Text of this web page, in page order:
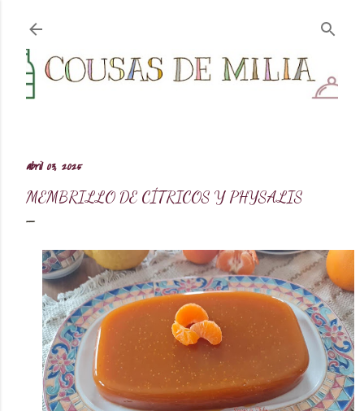
abril 03, 2025
MEMBRILLO DE CÍTRICOS Y PHYSALIS